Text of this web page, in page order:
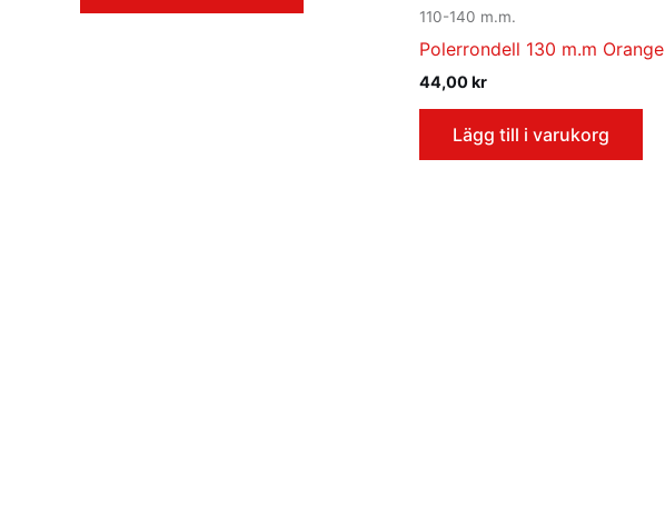
110-140 m.m.
Polerrondell 130 m.m Orange
44,00kr
Lägg till i varukorg